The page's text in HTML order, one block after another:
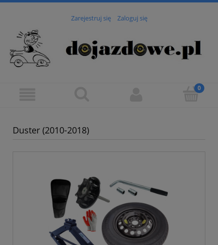
Zarejestruj się Zaloguj się
Duster (2010-2018)